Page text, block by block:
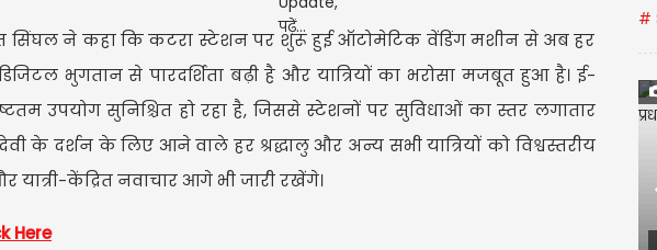
सिंघल ने कहा कि कटरा स्टेशन पर शुरू हुई ऑटोमेटिक वेंडिंग मशीन से अब हर
भुगतान से पारदर्शिता बढ़ी है और यात्रियों का भरोसा मजबूत हुआ है। ई-
उपयोग सुनिश्चित हो रहा है, जिससे स्टेशनों पर सुविधाओं का स्तर लगातार
के दर्शन के लिए आने वाले हर श्रद्धालु और अन्य सभी यात्रियों को विश्वस्तरीय
केंद्रित नवाचार आगे भी जारी रखेंगे।
Here
#